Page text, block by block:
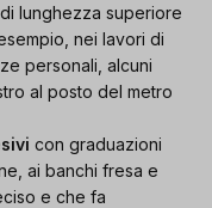
lunghezza superiore
nei lavori di
personali, alcuni
al posto del metro
con graduazioni
ai banchi fresa e
e che fa